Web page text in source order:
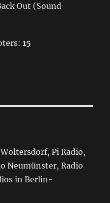
Out (Sound
15
Pi Radio,
Neumünster, Radio
in Berlin-